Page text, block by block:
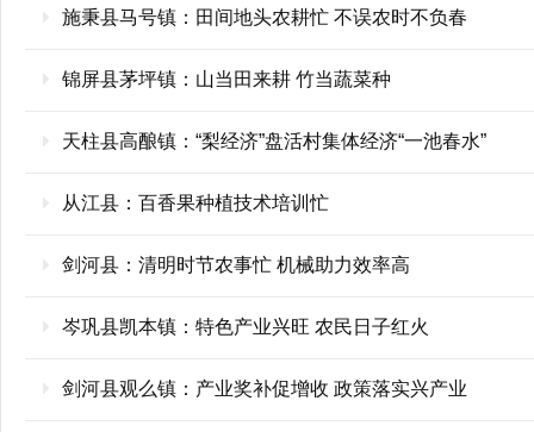
施秉县马号镇：田间地头农耕忙 不误农时不负春
锦屏县茅坪镇：山当田来耕 竹当蔬菜种
天柱县高酿镇：“梨经济”盘活村集体经济“一池春水”
从江县：百香果种植技术培训忙
剑河县：清明时节农事忙 机械助力效率高
岑巩县凯本镇：特色产业兴旺 农民日子红火
剑河县观么镇：产业奖补促增收 政策落实兴产业